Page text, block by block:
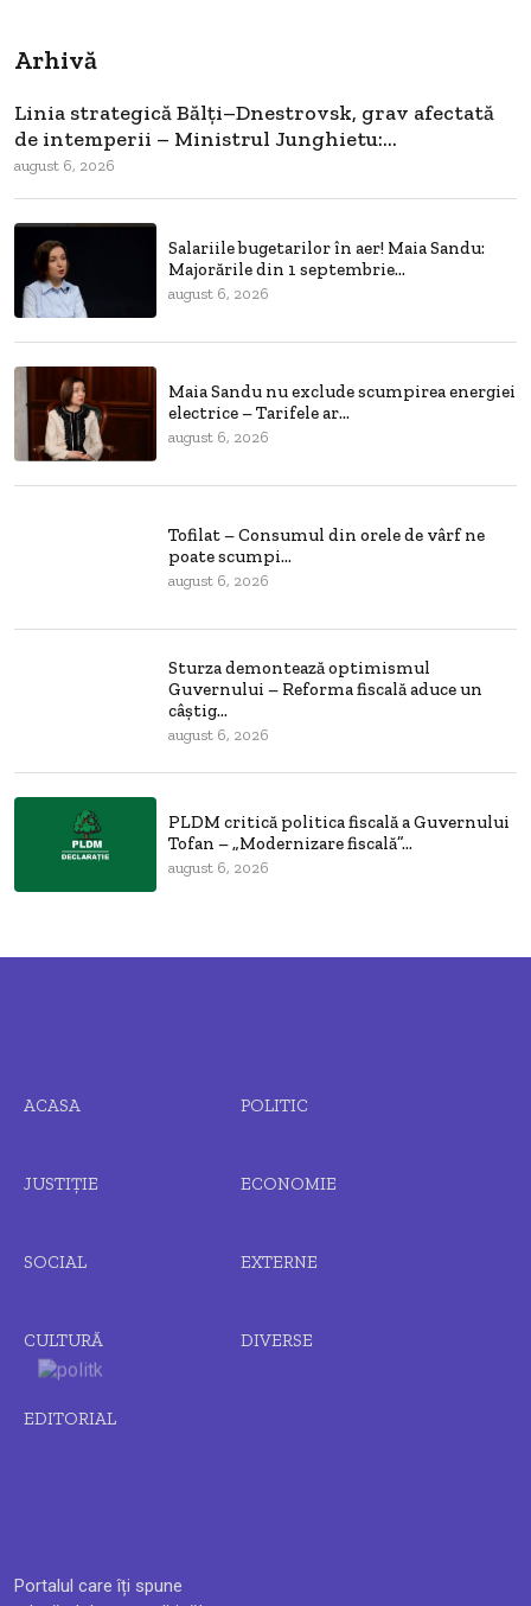
Arhivă
Linia strategică Bălți–Dnestrovsk, grav afectată
de intemperii – Ministrul Junghietu:...
august 6, 2026
Salariile bugetarilor în aer! Maia Sandu:
Majorările din 1 septembrie...
august 6, 2026
Maia Sandu nu exclude scumpirea energiei
electrice – Tarifele ar...
august 6, 2026
Tofilat – Consumul din orele de vârf ne
poate scumpi...
august 6, 2026
Sturza demontează optimismul
Guvernului – Reforma fiscală aduce un
câștig...
august 6, 2026
PLDM critică politica fiscală a Guvernului
Tofan – „Modernizare fiscală”...
august 6, 2026
Portalul care îți spune
ACASA POLITIC
JUSTIȚIE ECONOMIE
SOCIAL EXTERNE
CULTURĂ DIVERSE
EDITORIAL